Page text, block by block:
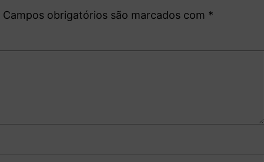
Campos obrigatórios são marcados com *